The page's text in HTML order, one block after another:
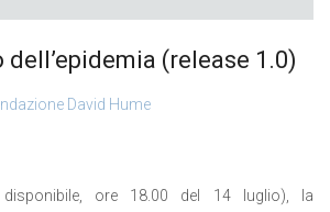
(release 1.0)
David Hume
ore 18.00 del 14 luglio), la